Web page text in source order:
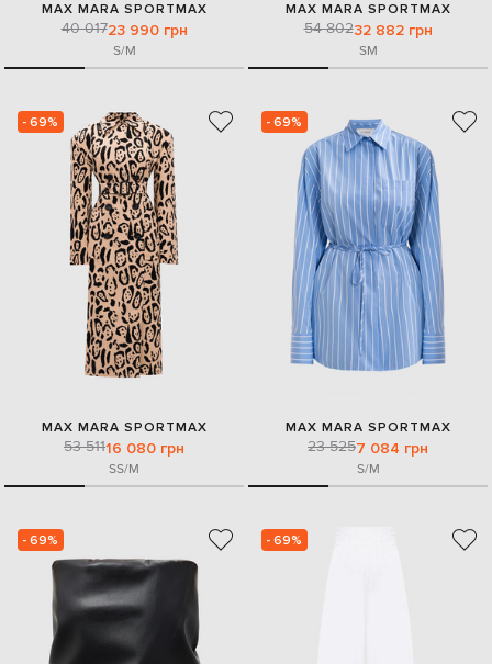
MAX MARA SPORTMAX
40 01723 990 грн
S/M
MAX MARA SPORTMAX
54 80232 882 грн
SM
- 69%
MAX MARA SPORTMAX
53 51116 080 грн
SS/M
- 69%
MAX MARA SPORTMAX
23 5257 084 грн
S/M
- 69% - 69%